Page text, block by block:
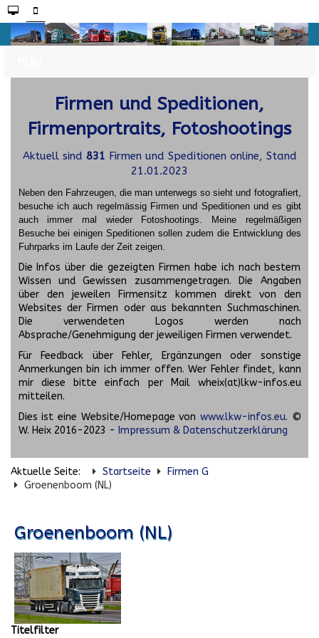
Firmen und Speditionen,
Firmenportraits, Fotoshootings
Aktuell sind 831 Firmen und Speditionen online, Stand
21.01.2023
Neben den Fahrzeugen, die man unterwegs so sieht und fotografiert,
besuche ich auch regelmässig Firmen und Speditionen und es gibt
auch immer mal wieder Fotoshootings.
Meine regelmäßigen
Besuche bei einigen Speditionen sollen zudem die Entwicklung des
Fuhrparks im Laufe der Zeit zeigen.
Die Infos über die gezeigten Firmen habe ich nach bestem
Wissen und Gewissen zusammengetragen. Die Angaben
über den jeweilen Firmensitz kommen direkt von den
Websites der Firmen oder aus bekannten Suchmaschinen.
Die verwendeten Logos werden nach
Absprache/Genehmigung der jeweiligen Firmen verwendet.
Für Feedback über Fehler, Ergänzungen oder sonstige
Anmerkungen bin ich immer offen. Wer Fehler findet, kann
mir diese bitte einfach per Mail wheix(at)lkw-infos.eu
mitteilen.
Dies ist eine Website/Homepage von www.lkw-infos.eu. ©
W. Heix 2016-2023 - Impressum & Datenschutzerklärung
Aktuelle Seite: Startseite
Firmen G
Groenenboom (NL)
Groenenboom (NL)
Titelfilter